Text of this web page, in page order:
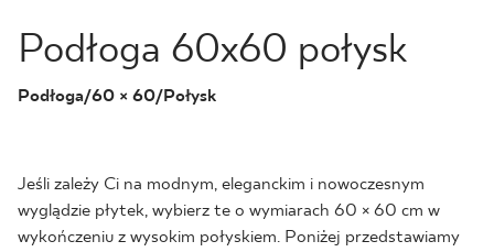
Podłoga 60x60 połysk
Podłoga/60 × 60/Połysk
Jeśli zależy Ci na modnym, eleganckim i nowoczesnym
wyglądzie płytek, wybierz te o wymiarach 60 × 60 cm w
wykończeniu z wysokim połyskiem. Poniżej przedstawiamy